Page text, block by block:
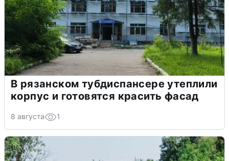
В рязанском тубдиспансере утеплили
корпус и готовятся красить фасад
8 августа 1